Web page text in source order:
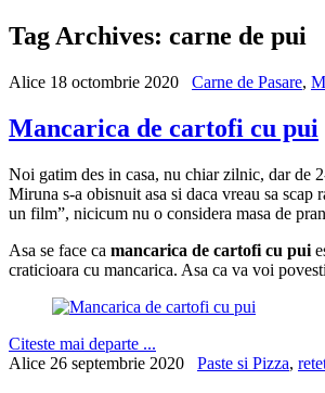
Tag Archives: carne de pui
Alice 18 octombrie 2020 Carne de Pasare,
Mancarica de cartofi cu pui
Noi gatim des in casa, nu chiar zilnic, dar de
Miruna s-a obisnuit asa si daca vreau sa scap
un film”, nicicum nu o considera masa de
Asa se face ca mancarica de cartofi cu pui
craticioara cu mancarica. Asa ca va voi
Citeste mai departe ...
Alice 26 septembrie 2020 Paste si Pizza,